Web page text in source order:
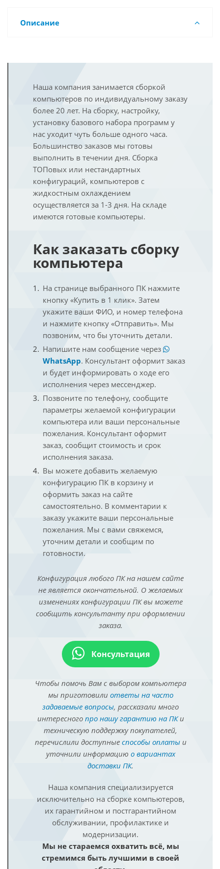
Описание
Наша компания занимается сборкой
компьютеров по индивидуальному заказу
более 20 лет. На сборку, настройку,
установку базового набора программ у
нас уходит чуть больше одного часа.
Большинство заказов мы готовы
выполнить в течении дня. Сборка
ТОПовых или нестандартных
конфигураций, компьютеров с
жидкостным охлаждением
осуществляется за 1-3 дня. На складе
имеются готовые компьютеры.
Как заказать сборку
компьютера
На странице выбранного ПК нажмите
кнопку «Купить в 1 клик». Затем
укажите ваши ФИО, и номер телефона
и нажмите кнопку «Отправить». Мы
позвоним, что бы уточнить детали.
Напишите нам сообщение через
WhatsApp. Консультант оформит заказ
и будет информировать о ходе его
исполнения через мессенджер.
Позвоните по телефону, сообщите
параметры желаемой конфигурации
компьютера или ваши персональные
пожелания. Консультант оформит
заказ, сообщит стоимость и срок
исполнения заказа.
Вы можете добавить желаемую
конфигурацию ПК в корзину и
оформить заказ на сайте
самостоятельно. В комментарии к
заказу укажите ваши персональные
пожелания. Мы с вами свяжемся,
уточним детали и сообщим по
готовности.
Конфигурация любого ПК на нашем сайте
не является окончательной. О желаемых
изменениях конфигурации ПК вы можете
сообщить консультанту при оформлении
заказа.
Консультация
Чтобы помочь Вам с выбором компьютера
мы приготовили ответы на часто
задаваемые вопросы, рассказали много
интересного про нашу гарантию на ПКи
техническую поддержку покупателей,
перечислили доступные способы оплатыи
уточнили информацию о вариантах
доставки ПК.
Наша компания специализируется
исключительно на сборке компьютеров,
их гарантийном и постгарантийном
обслуживании, профилактике и
модернизации.
Мы не стараемся охватить всё, мы
стремимся быть лучшими в своей